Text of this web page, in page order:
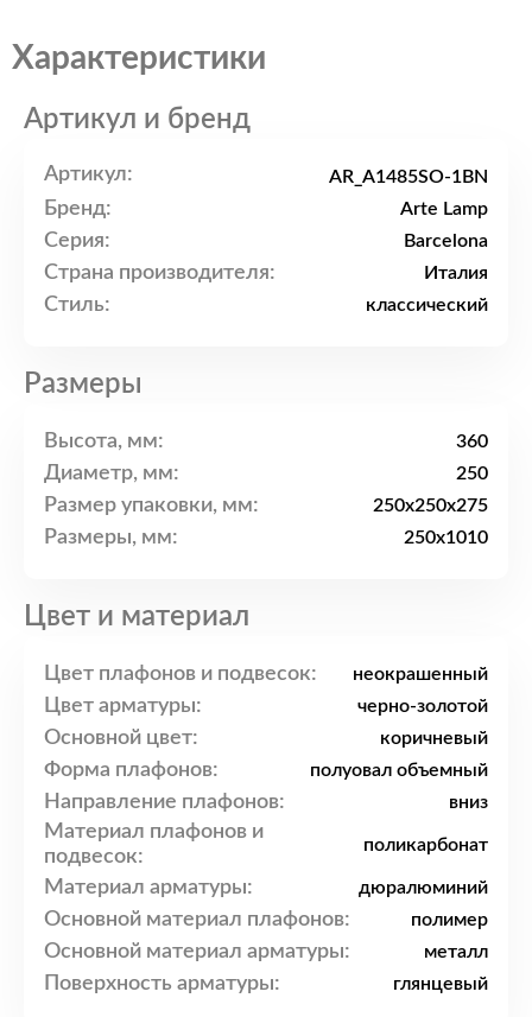
Характеристики
Артикул и бренд
Артикул: AR_A1485SO-1BN
Бренд: Arte Lamp
Серия: Barcelona
Страна производителя: Италия
Стиль: классический
Размеры
Высота, мм: 360
Диаметр, мм: 250
Размер упаковки, мм: 250x250x275
Размеры, мм: 250x1010
Цвет и материал
Цвет плафонов и подвесок: неокрашенный
Цвет арматуры: черно-золотой
Основной цвет: коричневый
Форма плафонов: полуовал объемный
Направление плафонов: вниз
Материал плафонов и
подвесок:
поликарбонат
Материал арматуры: дюралюминий
Основной материал плафонов: полимер
Основной материал арматуры: металл
Поверхность арматуры: глянцевый